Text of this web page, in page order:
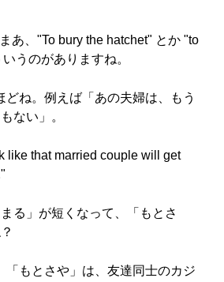
あ、"To bury the hatchet" とか "to
うのがありますね。
どね。例えば「あの夫婦は、もう
ない」。
like that married couple will get
る」が短くなって、「もとさ
「もとさや」は、友達同士のカジ